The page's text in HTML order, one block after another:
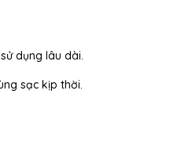
dụng lâu dài.
sạc kịp thời.